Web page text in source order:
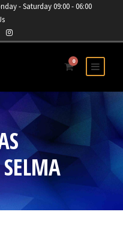
- Saturday 09:00 - 06:00
0